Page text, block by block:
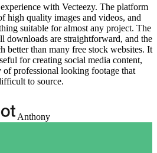
with Vecteezy. The platform
high quality images and videos, and
suitable for almost any project. The
downloads are straightforward, and the
better than many free stock websites. It
for creating social media content,
of professional looking footage that
to source.
Anthony